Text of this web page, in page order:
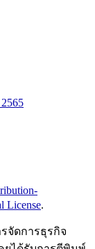
License.
จัดการธุรกิจ